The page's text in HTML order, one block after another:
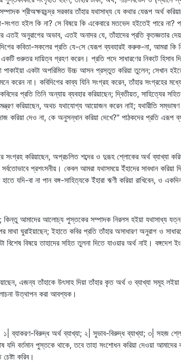
শ্রীঅক্ষয়চন্দ্র সরকার তাঁহার যথাসাধ্য যে কথার যেরূপ অর্থ
সংগত হইল কি না? সে বিষয়ে কি একেবারে মতভেদ হইতেই পারে না?
এতই অনুরাগের অভাব, এতই অনাদর যে, তাঁহাদের প্রতি কৃতজ্ঞতার দেয়
কবিতা-সকলের প্রতি যে-সে যেরূপ ব্যবহারই করুক-না, আমরা কি
গুরুতর দায়িত্ব গ্রহণ করেন। প্রতি পদে সাধারণের নিকটে
পাকাইয়া একটা অপরিমিত উচ্চ আসন প্রস্তুত করিয়া তুলেন; সেখান
করেন না। কবিদিগের কাব্য যিনি সংগ্রহ করেন, তাঁহার সংগ্রহের
প্রতি তিনি অন্যায় ব্যবহার করিয়াছেন; দ্বিতীয়ত, সাহিত্যের
করিয়াছেন, অথচ যথাযোগ্য আয়োজন করেন নাই; যথারীতি
করিয়া দেও না, কে অনুসন্ধান করিয়া দেখে?" পাঠকদের প্রতি এরূপ
সংগ্রহ করিয়াছেন, অপ্রচলিত শব্দের ও দুরূহ শ্লোকের অর্থ
প্রশংসনীয়। কেবল আমরা যথাসময়ে ইঁহাদের সাবধান করিয়া
যদি-বা না পান বঙ্গ-সাহিত্যকে ইঁহারা ঋণী করিয়া রাখিবেন, ও
আমাদের আলোচ্য পুস্তকের সম্পাদক নিরলস হইয়া যথাসাধ্য যত্ন
ঘুরাইয়াছেন; ইহাতে কবির প্রতি তাঁহার অসাধারণ অনুরাগ ও
বিষয়ে তাহাদের সহিত তুলনা দিতে যাওয়ার অর্থ নাই।
এজন্য তাঁহাকে উৎসাহ দিয়া তাঁহার কৃত অর্থ ও ব্যাখ্যা সমূহ
উত্থাপন করা আবশ্যক।
১| ব্যাকরণ-বিরুদ্ধ অর্থ ব্যাখ্যা; ২| সুভাব-বিরুদ্ধ ব্যাখ্যা; ৩| সহজ
বর্তমান পুস্তকে থাকে, তবে তাহা সংশোধন করিয়া দেওয়া
করিব।